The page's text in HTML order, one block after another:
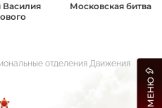
Василия
Московская битва
отделения Движения
МЕНЮ